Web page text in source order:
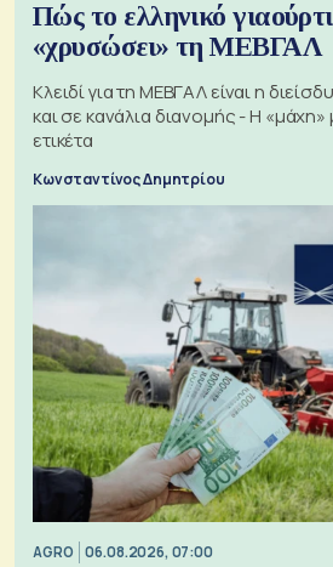
Πώς το ελληνικό
«χρυσώσει» τη ΜΕΒΓΑΛ
Κλειδί για τη ΜΕΒΓΑΛ είναι η
και σε κανάλια διανομής - Η «μάχη»
ετικέτα
Κωνσταντίνος Δημητρίου
AGRO 06.08.2026, 07:00